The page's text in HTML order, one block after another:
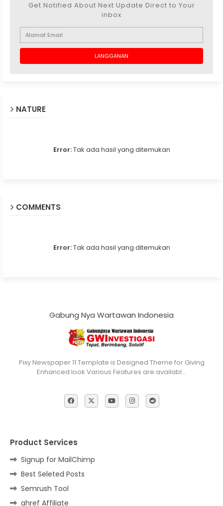
Get Notified About Next Update Direct to Your
inbox
NATURE
Error:Tak ada hasil yang ditemukan
COMMENTS
Error:Tak ada hasil yang ditemukan
Gabung Nya Wartawan Indonesia
Pixy Newspaper 11 Template is Designed Theme for Giving
Enhanced look Various Features are availabl…
Product Services
Signup for MailChimp
Best Seleted Posts
Semrush Tool
ahref Affiliate